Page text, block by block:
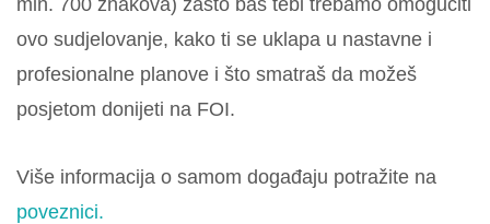
min. 700 znakova) zašto baš tebi trebamo omogućiti
ovo sudjelovanje, kako ti se uklapa u nastavne i
profesionalne planove i što smatraš da možeš
posjetom donijeti na FOI.
Više informacija o samom događaju potražite na
poveznici.